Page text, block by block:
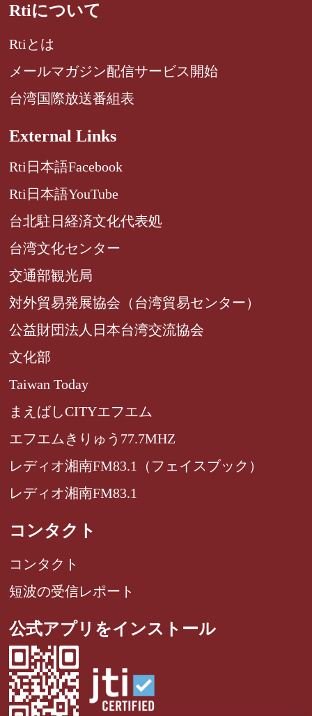
Rtiについて
Rtiとは
メールマガジン配信サービス開始
台湾国際放送番組表
External Links
Rti日本語Facebook
Rti日本語YouTube
台北駐日経済文化代表処
台湾文化センター
交通部観光局
対外貿易発展協会（台湾貿易センター）
公益財団法人日本台湾交流協会
文化部
Taiwan Today
まえばしCITYエフエム
エフエムきりゅう77.7MHZ
レディオ湘南FM83.1（フェイスブック）
レディオ湘南FM83.1
コンタクト
コンタクト
短波の受信レポート
公式アプリをインストール